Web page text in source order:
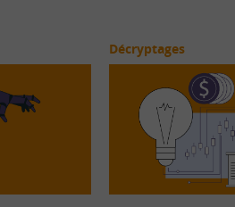
Décryptages